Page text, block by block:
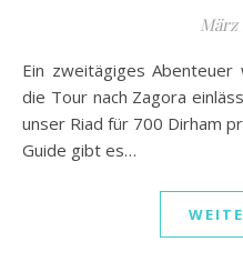
März
Ein zweitägiges Abenteuer wartet auf jeden der sich auf
die Tour nach Zagora
unser Riad für 700 Dirham
Guide gibt es…